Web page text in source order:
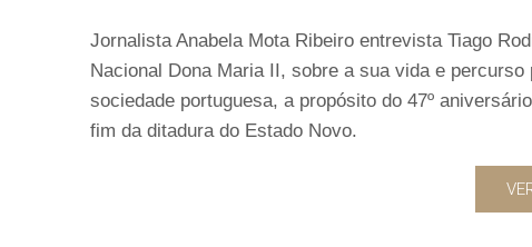
Jornalista Anabela Mota Ribeiro entrevista Tiago
Nacional Dona Maria II, sobre a sua vida e
sociedade portuguesa, a propósito do 47º
fim da ditadura do Estado Novo.